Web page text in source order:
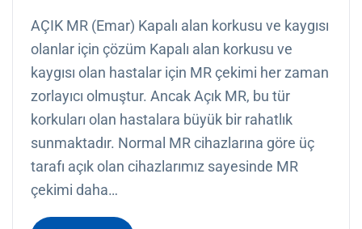
AÇIK MR (Emar) Kapalı alan korkusu ve kaygısı
olanlar için çözüm Kapalı alan korkusu ve
kaygısı olan hastalar için MR çekimi her zaman
zorlayıcı olmuştur. Ancak Açık MR, bu tür
korkuları olan hastalara büyük bir rahatlık
sunmaktadır. Normal MR cihazlarına göre üç
tarafı açık olan cihazlarımız sayesinde MR
çekimi daha…